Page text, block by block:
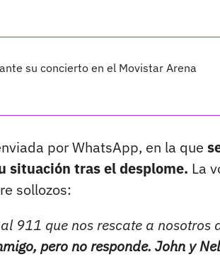
su concierto en el Movistar Arena
por WhatsApp, en la que
situación tras el desplome. La
sollozos:
911 que nos rescate a nosotros
pero no responde. John y